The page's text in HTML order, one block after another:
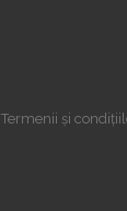
Termenii și